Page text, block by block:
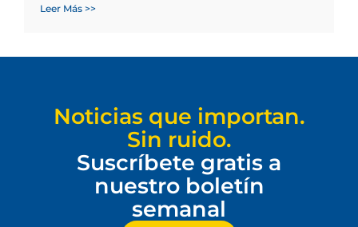
Leer Más >>
Noticias que importan.
Sin ruido.
Suscríbete gratis a
nuestro boletín
semanal